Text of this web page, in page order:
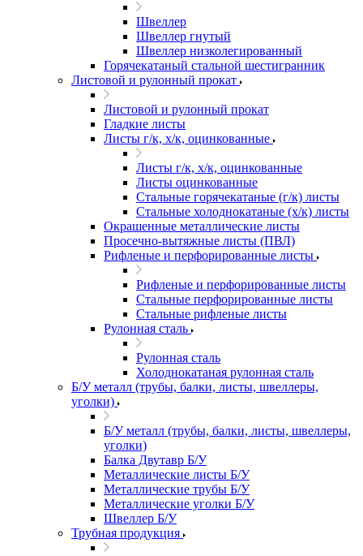
Швеллер
Швеллер гнутый
Швеллер низколегированный
Горячекатаный стальной шестигранник
Листовой и рулонный прокат
Листовой и рулонный прокат
Гладкие листы
Листы г/к, х/к, оцинкованные
Листы г/к, х/к, оцинкованные
Листы оцинкованные
Стальные горячекатаные (г/к) листы
Стальные холоднокатаные (х/к) листы
Окрашенные металлические листы
Просечно-вытяжные листы (ПВЛ)
Рифленые и перфорированные листы
Рифленые и перфорированные листы
Стальные перфорированные листы
Стальные рифленые листы
Рулонная сталь
Рулонная сталь
Холоднокатаная рулонная сталь
Б/У металл (трубы, балки, листы, швеллеры,
уголки)
Б/У металл (трубы, балки, листы, швеллеры,
уголки)
Балка Двутавр Б/У
Металлические листы Б/У
Металлические трубы Б/У
Металлические уголки Б/У
Швеллер Б/У
Трубная продукция